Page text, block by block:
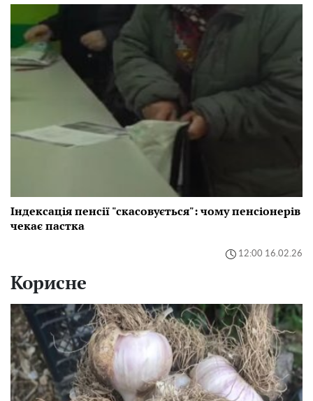
Індексація пенсії "скасовується": чому пенсіонерів
чекає пастка
12:00 16.02.26
Корисне